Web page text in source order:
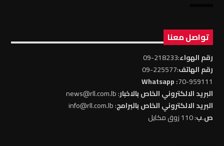
تواصل معنا
رقم الهواء:218233-09
رقم الهاتف:225577-09
70-959111
: Whatsapp
البريد الالكتروني الخاص بالاخبار: news@rll.com.lb
البريد الالكتروني الخاص بالبرامج: info@rll.com.lb
ص.ب: 110 زوق مكايل